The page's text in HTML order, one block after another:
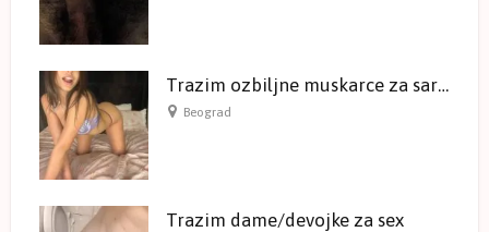
Trazim ozbiljne muskarce za saradnju
Beograd
Trazim dame/devojke za sex